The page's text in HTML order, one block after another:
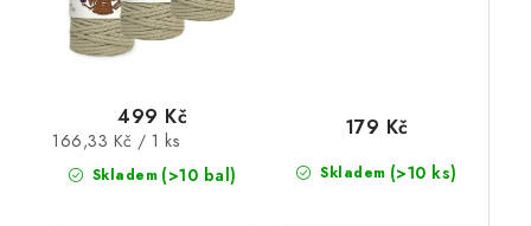
Skladem (>10 bal)
499 Kč
Měrná
cena:
166,33 Kč / 1 ks
Skladem (>10 ks)
179 Kč